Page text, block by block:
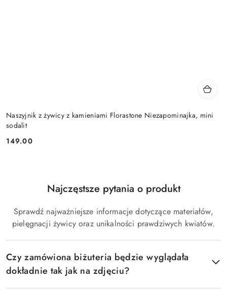
Naszyjnik z żywicy z kamieniami Florastone Niezapominajka, mini
sodalit
Cena:
149.00
Pomiń FAQNajczęstsze pytania o produkt
Sprawdź najważniejsze informacje dotyczące materiałów,
pielęgnacji żywicy oraz unikalności prawdziwych kwiatów.
Czy zamówiona biżuteria będzie wyglądała
dokładnie tak jak na zdjęciu?